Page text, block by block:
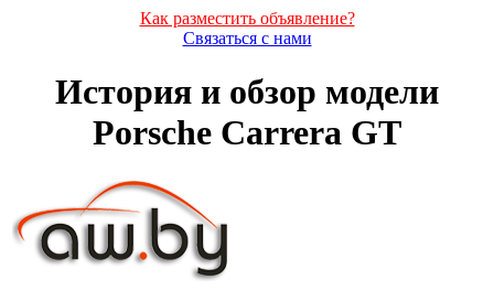
Как разместить объявление?
Связаться с нами
История и обзор модели
Porsche Carrera GT